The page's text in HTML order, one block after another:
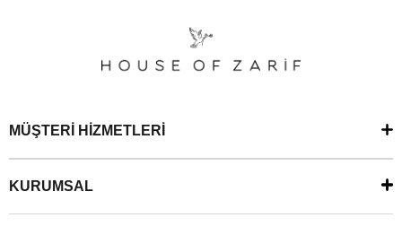
MÜŞTERİ HİZMETLERİ
KURUMSAL